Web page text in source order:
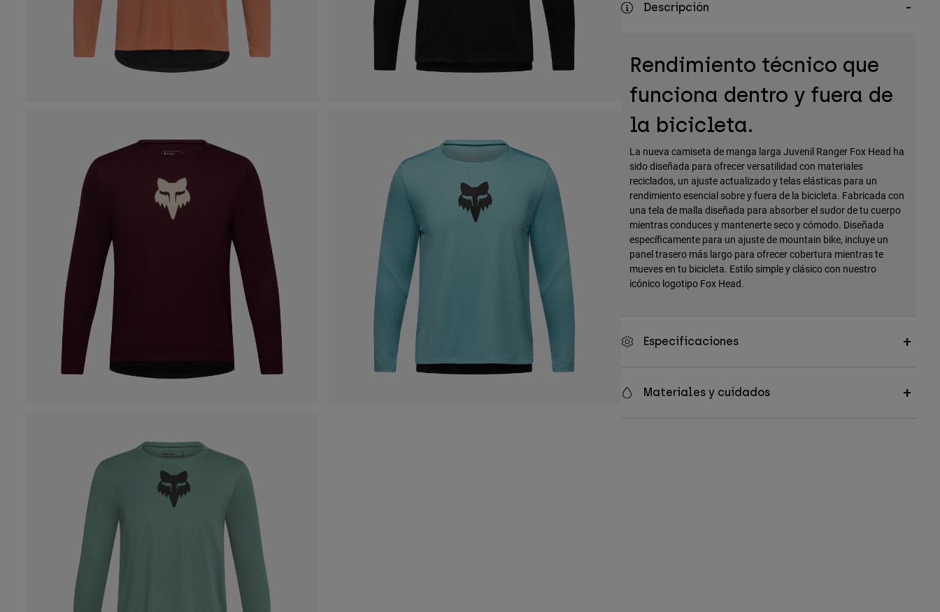
Descripción
Rendimiento técnico que
funciona dentro y fuera de
la bicicleta.
La nueva camiseta de manga larga Juvenil Ranger Fox Head ha
sido diseñada para ofrecer versatilidad con materiales
reciclados, un ajuste actualizado y telas elásticas para un
rendimiento esencial sobre y fuera de la bicicleta. Fabricada con
una tela de malla diseñada para absorber el sudor de tu cuerpo
mientras conduces y mantenerte seco y cómodo. Diseñada
específicamente para un ajuste de mountain bike, incluye un
panel trasero más largo para ofrecer cobertura mientras te
mueves en tu bicicleta. Estilo simple y clásico con nuestro
icónico logotipo Fox Head.
Especificaciones
Materiales y cuidados